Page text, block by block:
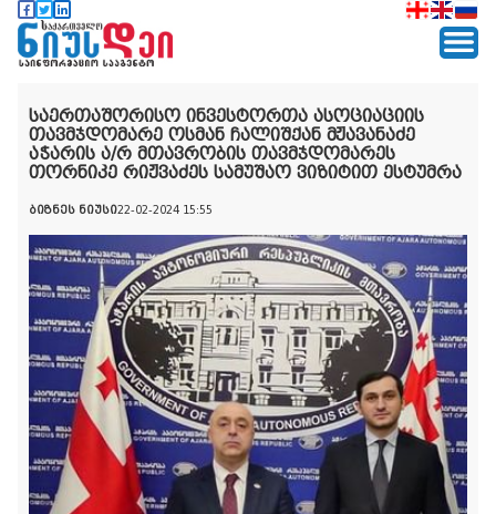
საერთაშორისო ინვესტორთა ასოციაციის
თავმჯდომარე ოსმან ჩალიშქან მჟავანაძე
აჭარის ა/რ მთავრობის თავმჯდომარეს
თორნიკე რიჟვაძეს სამუშაო ვიზიტით ესტუმრა
ბიზნეს ნიუსი22-02-2024 15:55